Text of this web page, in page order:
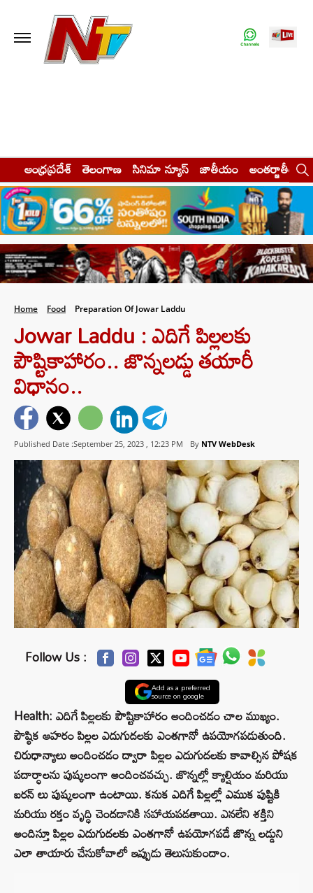
ఆంధ్రప్రదేశ్ తెలంగాణ సినిమా న్యూస్ జాతీయం అంతర్జాతీయం
Home Food Preparation Of Jowar Laddu
Jowar Laddu : ఎదిగే పిల్లలకు
పౌష్టికాహారం.. జొన్నలడ్డు తయారీ
విధానం..
Published Date :September 25, 2023 , 12:23 PM By NTV WebDesk
Follow Us :
Add as a preferred
source on google
Health: ఎదిగే పిల్లలకు పౌష్టికాహారం అందించడం చాల ముఖ్యం.
పౌష్ఠిక ఆహరం పిల్లల ఎదుగుదలకు ఎంతగానో ఉపయోగపడుతుంది.
చిరుధాన్యాలు అందించడం ద్వారా పిల్లల ఎదుగుదలకు కావాల్సిన పోషక
పదార్ధాలను పుష్కలంగా అందించవచ్చు. జొన్నల్లో క్యాల్షియం మరియు
ఐరన్ లు పుష్కలంగా ఉంటాయి. కనుక ఎదిగే పిల్లల్లో ఎముక పుష్టికి
మరియు రక్తం వృద్ధి చెందడానికి సహాయపడతాయి. ఎనలేని శక్తిని
అందిస్తూ పిల్లల ఎదుగుదలకు ఎంతగానో ఉపయోగపడే జొన్న లడ్డుని
ఎలా తాయారు చేసుకోవాలో ఇప్పుడు తెలుసుకుందాం.